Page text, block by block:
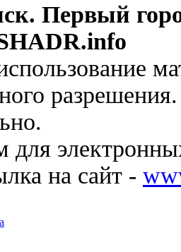
Первый
для
на сайт -